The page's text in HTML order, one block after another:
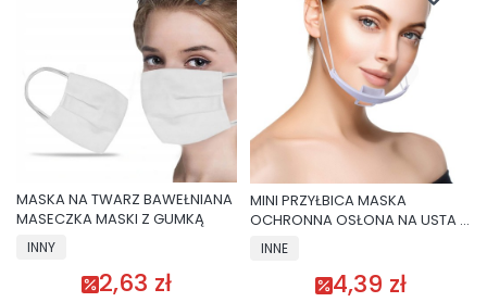
MASKA NA TWARZ BAWEŁNIANA
MASECZKA MASKI Z GUMKĄ
INNY
2,63 zł
MINI PRZYŁBICA MASKA
OCHRONNA OSŁONA NA USTA I
NOS
INNE
4,39 zł